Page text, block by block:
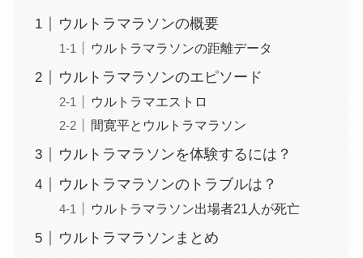
ウルトラマラソンの概要
ウルトラマラソンの距離データ
ウルトラマラソンのエピソード
ウルトラマエストロ
間寛平とウルトラマラソン
ウルトラマラソンを体験するには？
ウルトラマラソンのトラブルは？
ウルトラマラソン出場者21人が死亡
ウルトラマラソンまとめ